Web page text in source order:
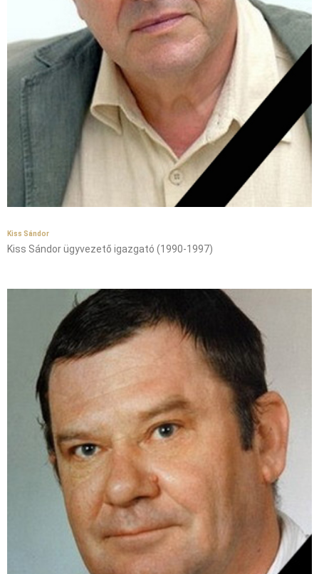
Kiss Sándor
Kiss Sándor ügyvezető igazgató (1990-1997)